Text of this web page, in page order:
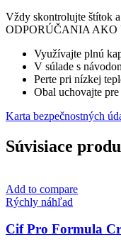
Vždy skontrolujte štítok
ODPORÚČANIA AKO
Využívajte plnú
V súlade s
Perte pri nízkej
Obal uchovajte
Karta bezpečnostných
Súvisiace
Add to compare
Rýchly náhľad
Cif Pro Formula